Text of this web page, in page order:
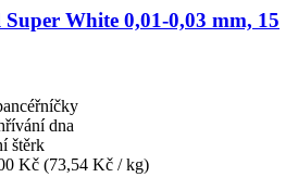
Super White 0,01-​0,03 mm, 15
dna
štěrk
Kč (73,54 Kč / kg)